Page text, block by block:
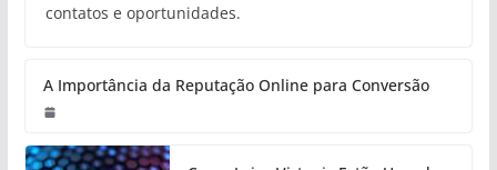
contatos e oportunidades.
A Importância da Reputação Online para Conversão